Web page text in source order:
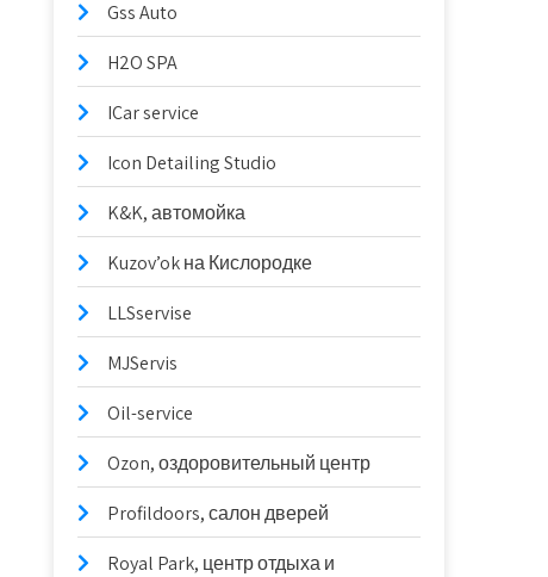
Gss Auto
H2O SPA
ICar service
Icon Detailing Studio
K&K, автомойка
Kuzov’ok на Кислородке
LLSservise
MJServis
Oil-service
Ozon, оздоровительный центр
Profildoors, салон дверей
Royal Park, центр отдыха и